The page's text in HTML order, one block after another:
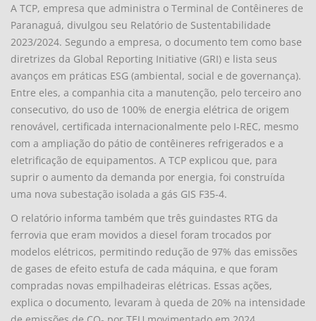
A TCP, empresa que administra o Terminal de Contêineres de
Paranaguá, divulgou seu Relatório de Sustentabilidade
2023/2024. Segundo a empresa, o documento tem como base
diretrizes da Global Reporting Initiative (GRI) e lista seus
avanços em práticas ESG (ambiental, social e de governança).
Entre eles, a companhia cita a manutenção, pelo terceiro ano
consecutivo, do uso de 100% de energia elétrica de origem
renovável, certificada internacionalmente pelo I-REC, mesmo
com a ampliação do pátio de contêineres refrigerados e a
eletrificação de equipamentos. A TCP explicou que, para
suprir o aumento da demanda por energia, foi construída
uma nova subestação isolada a gás GIS F35-4.
O relatório informa também que três guindastes RTG da
ferrovia que eram movidos a diesel foram trocados por
modelos elétricos, permitindo redução de 97% das emissões
de gases de efeito estufa de cada máquina, e que foram
compradas novas empilhadeiras elétricas. Essas ações,
explica o documento, levaram à queda de 20% na intensidade